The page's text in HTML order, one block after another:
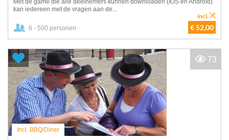
Met de game die alle deelnemers kunnen downloaden (IOS en Android)
kan iedereen met de vragen aan de...
6 - 500 personen € 52,00
incl.
Incl. BBQ/Diner
73